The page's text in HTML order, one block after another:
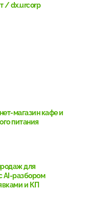
/ dx.urcorp
магазин кафе и
питания
для
AI-разбором
и КП